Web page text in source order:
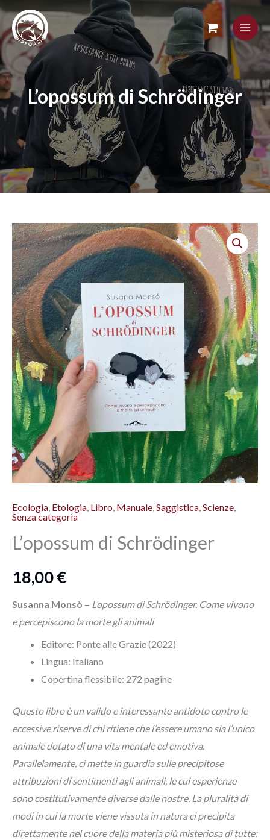
Skip
to
content
L’opossum di Schrödinger
Ecologia Etologia Libro Manuale Saggistica Scienze
Senza categoria
L’opossum di Schrödinger
18,00€
Susanna Monsò – L’opossum di Schrödinger. Come vivono
e percepiscono la morte gli animali
Editore: Ponte alle Grazie (2022)
Lingua:‎ Italiano
Copertina flessibile: 272 pagine
Questo libro è un valido e interessante antidoto contro le
eccessive riserve di chi ritiene che l’essere umano sia l’unico
animale dotato di una vita mentale ed emotiva.
Parallelamente, ci mette in guardia sulle precipitose
attribuzioni di sentimenti agli animali, le cui esperienze
sono costitutivamente diverse dalle nostre. La pluralità di
modi in cui la morte viene vissuta in natura ci precipita
direttamente nel cuore della materia più misteriosa di tutte: